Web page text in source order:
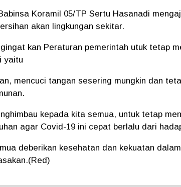
Koramil 05/TP Sertu Hasanadi
akan lingkungan sekitar.
kan Peraturan pemerintah utuk tetap
yaitu
mencuci tangan sesering mungkin dan
kepada kita semua, untuk tetap
agar Covid-19 ini cepat berlalu dari
deberikan kesehatan dan kekuatan